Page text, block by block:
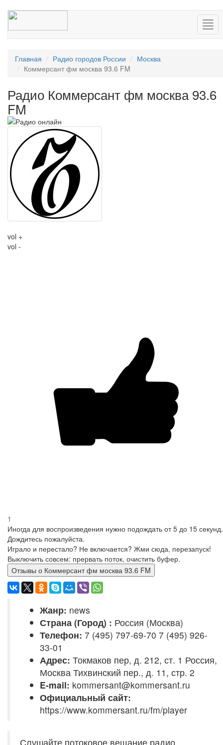
Главная Радио городов России
Москва
Коммерсант фм москва 93.6 FM
Радио Коммерсант фм москва 93.6
FM
vol +
vol -
1
Иногда для воспроизведения нужно подождать от 5 до 15 секунд.
Дождитесь пожалуйста.
Играло и перестало? Не включается? Жми сюда, перезапуск!
Выключить совсем: прервать поток, очистить буфер.
Отзывы о Коммерсант фм москва 93.6 FM
Жанр: news
Страна (Город) : Россия (Москва)
Телефон: 7 (495) 797-69-70 7 (495) 926-
33-01
Адрес: Токмаков пер, д. 212, ст. 1 Россия,
Москва Тихвинский пер., д. 11, стр. 2
E-mail: kommersant@kommersant.ru
Официальный сайт:
https://www.kommersant.ru/fm/player
Слушайте потоковое вещание радио